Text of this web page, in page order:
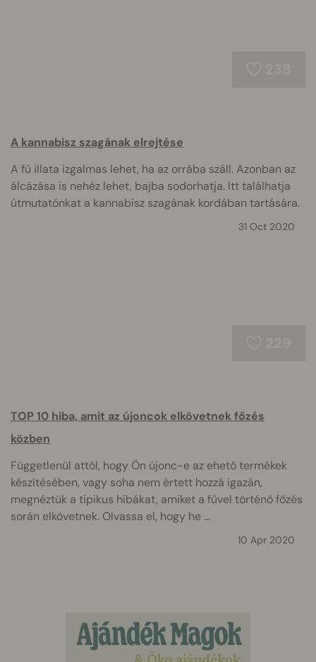
A kannabisz szagának elrejtése
A fű illata izgalmas lehet, ha az orrába száll. Azonban az
álcázása is nehéz lehet, bajba sodorhatja. Itt találhatja
útmutatónkat a kannabisz szagának kordában tartására.
31 Oct 2020
TOP 10 hiba, amit az újoncok elkövetnek főzés
közben
Függetlenül attól, hogy Ön újonc-e az ehető termékek
készítésében, vagy soha nem értett hozzá igazán,
megnéztük a tipikus hibákat, amiket a fűvel történő főzés
során elkövetnek. Olvassa el, hogy he ...
10 Apr 2020